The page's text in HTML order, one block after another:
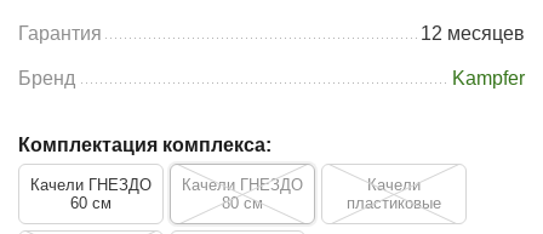
Гарантия 12 месяцев
Бренд Kampfer
Комплектация комплекса:
Качели ГНЕЗДО
60 см
Качели ГНЕЗДО
80 см
Качели
пластиковые